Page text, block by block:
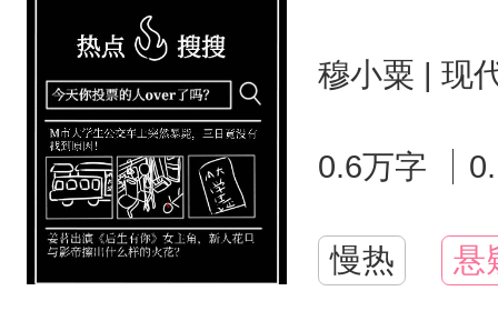
穆小粟 | 现
0.6万字
慢热 悬